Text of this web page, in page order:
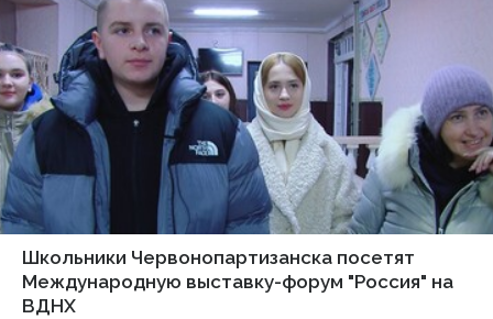
Школьники Червонопартизанска посетят
Международную выставку-форум "Россия" на
ВДНХ